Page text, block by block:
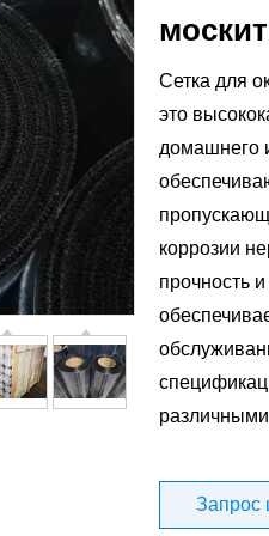
Сетка для
это
домашнего
коррозии
прочность
Запрос